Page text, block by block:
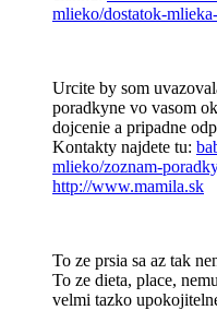
mlieko/dostatok-
Urcite by som
poradkyne vo vasom
dojcenie a pripadne
Kontakty najdete tu:
mlieko/zoznam-
http://www.mamila.sk
To ze prsia sa az tak
To ze dieta, place,
velmi tazko